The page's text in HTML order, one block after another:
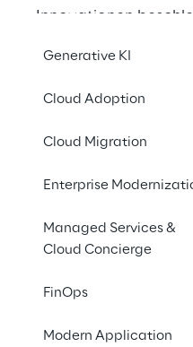
Generative KI
Cloud Adoption
Cloud Migration
Enterprise
Managed Services &
Cloud Concierge
FinOps
Modern Application
Innovationen
Reply.
Die
einem